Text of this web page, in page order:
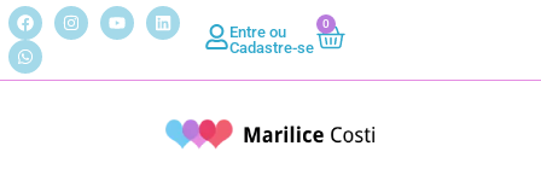
Entre ou
Cadastre-se
0